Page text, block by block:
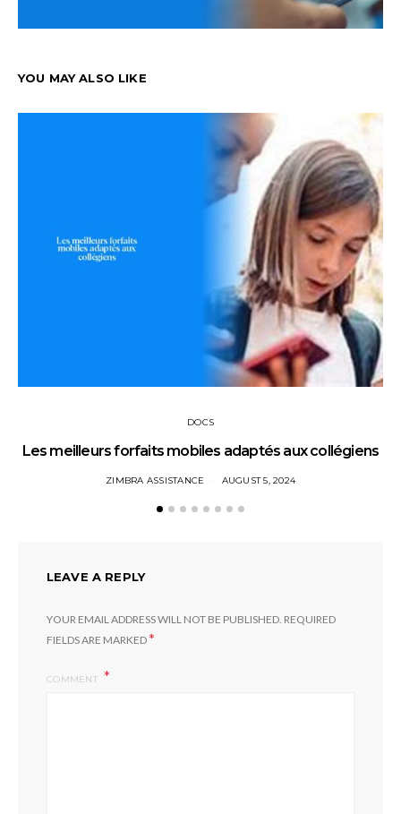
YOU MAY ALSO LIKE
DOCS
Les meilleurs forfaits mobiles adaptés aux collégiens
ZIMBRA ASSISTANCE AUGUST 5, 2024
LEAVE A REPLY
YOUR EMAIL ADDRESS WILL NOT BE PUBLISHED. REQUIRED
FIELDS ARE MARKED*
COMMENT